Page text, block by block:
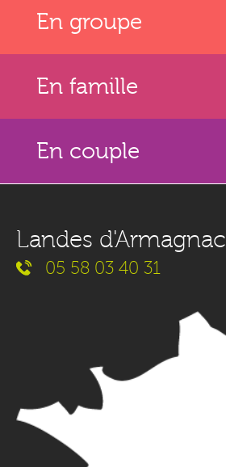
En groupe
En famille
En couple
Landes d'Armagnac
05 58 03 40 31